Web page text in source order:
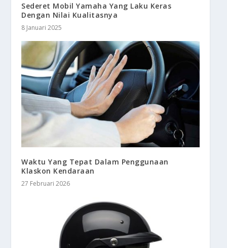
Sederet Mobil Yamaha Yang Laku Keras
Dengan Nilai Kualitasnya
8 Januari 2025
Waktu Yang Tepat Dalam Penggunaan
Klaskon Kendaraan
27 Februari 2026